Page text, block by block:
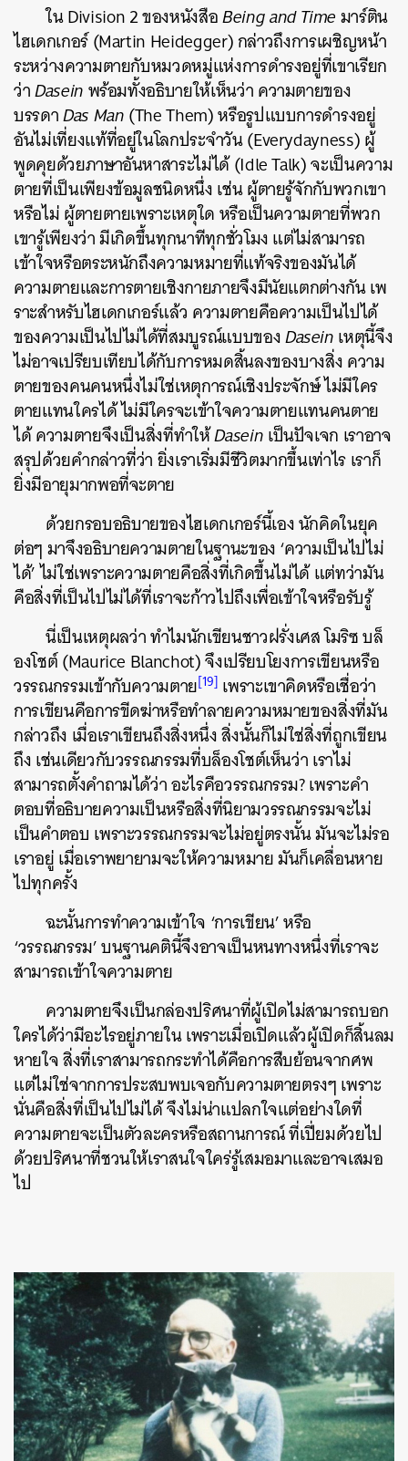
ใน Division 2 ของหนังสือBeing and Timeมาร์ติน
ไฮเดกเกอร์ (Martin Heidegger) กล่าวถึงการเผชิญหน้า
ระหว่างความตายกับหมวดหมู่แห่งการดำรงอยู่ที่เขาเรียก
ว่าDaseinพร้อมทั้งอธิบายให้เห็นว่า ความตายของ
บรรดาDas Man(The Them) หรือรูปแบบการดำรงอยู่
อันไม่เที่ยงแท้ที่อยู่ในโลกประจำวัน (Everydayness) ผู้
พูดคุยด้วยภาษาอันหาสาระไม่ได้ (Idle Talk) จะเป็นความ
ตายที่เป็นเพียงข้อมูลชนิดหนึ่ง เช่น ผู้ตายรู้จักกับพวกเขา
หรือไม่ ผู้ตายตายเพราะเหตุใด หรือเป็นความตายที่พวก
เขารู้เพียงว่า มีเกิดขึ้นทุกนาทีทุกชั่วโมง แต่ไม่สามารถ
เข้าใจหรือตระหนักถึงความหมายที่แท้จริงของมันได้
ความตายและการตายเชิงกายภายจึงมีนัยแตกต่างกัน เพ
ราะสำหรับไฮเดกเกอร์แล้ว ความตายคือความเป็นไปได้
ของความเป็นไปไม่ได้ที่สมบูรณ์แบบของDaseinเหตุนี้จึง
ไม่อาจเปรียบเทียบได้กับการหมดสิ้นลงของบางสิ่ง ความ
ตายของคนคนหนึ่งไม่ใช่เหตุการณ์เชิงประจักษ์ ไม่มีใคร
ตายแทนใครได้ ไม่มีใครจะเข้าใจความตายแทนคนตาย
ได้ ความตายจึงเป็นสิ่งที่ทำให้Daseinเป็นปัจเจก เราอาจ
สรุปด้วยคำกล่าวที่ว่า ยิ่งเราเริ่มมีชีวิตมากขึ้นเท่าไร เราก็
ยิ่งมีอายุมากพอที่จะตาย
ด้วยกรอบอธิบายของไฮเดกเกอร์นี้เอง นักคิดในยุค
ต่อๆ มาจึงอธิบายความตายในฐานะของ ‘ความเป็นไปไม่
ได้’ ไม่ใช่เพราะความตายคือสิ่งที่เกิดขึ้นไม่ได้ แต่ทว่ามัน
คือสิ่งที่เป็นไปไม่ได้ที่เราจะก้าวไปถึงเพื่อเข้าใจหรือรับรู้
นี่เป็นเหตุผลว่า ทำไมนักเขียนชาวฝรั่งเศส โมริซ บล็
องโชต์ (Maurice Blanchot) จึงเปรียบโยงการเขียนหรือ
วรรณกรรมเข้ากับความตาย[19] เพราะเขาคิดหรือเชื่อว่า
การเขียนคือการขีดฆ่าหรือทำลายความหมายของสิ่งที่มัน
กล่าวถึง เมื่อเราเขียนถึงสิ่งหนึ่ง สิ่งนั้นก็ไม่ใช่สิ่งที่ถูกเขียน
ถึง เช่นเดียวกับวรรณกรรมที่บล็องโชต์เห็นว่า เราไม่
สามารถตั้งคำถามได้ว่า อะไรคือวรรณกรรม? เพราะคำ
ตอบที่อธิบายความเป็นหรือสิ่งที่นิยามวรรณกรรมจะไม่
เป็นคำตอบ เพราะวรรณกรรมจะไม่อยู่ตรงนั้น มันจะไม่รอ
เราอยู่ เมื่อเราพยายามจะให้ความหมาย มันก็เคลื่อนหาย
ไปทุกครั้ง
ฉะนั้นการทำความเข้าใจ ‘การเขียน’ หรือ
‘วรรณกรรม’ บนฐานคตินี้จึงอาจเป็นหนทางหนึ่งที่เราจะ
สามารถเข้าใจความตาย
ความตายจึงเป็นกล่องปริศนาที่ผู้เปิดไม่สามารถบอก
ใครได้ว่ามีอะไรอยู่ภายใน เพราะเมื่อเปิดแล้วผู้เปิดก็สิ้นลม
หายใจ สิ่งที่เราสามารถกระทำได้คือการสืบย้อนจากศพ
แต่ไม่ใช่จากการประสบพบเจอกับความตายตรงๆ เพราะ
นั่นคือสิ่งที่เป็นไปไม่ได้ จึงไม่น่าแปลกใจแต่อย่างใดที่
ความตายจะเป็นตัวละครหรือสถานการณ์ ที่เปี่ยมด้วยไป
ด้วยปริศนาที่ชวนให้เราสนใจใคร่รู้เสมอมาและอาจเสมอ
ไป